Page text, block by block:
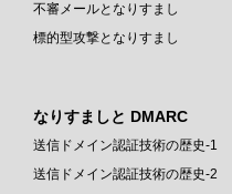
不審メールとなりすまし
標的型攻撃となりすまし
なりすましと DMARC
送信ドメイン認証技術の歴史-1
送信ドメイン認証技術の歴史-2